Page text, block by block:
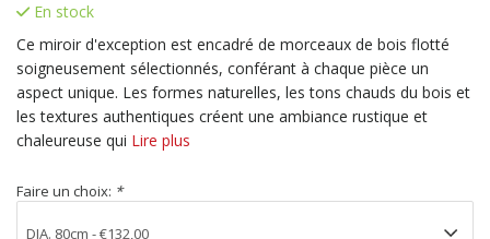
En stock
Ce miroir d'exception est encadré de morceaux de bois flotté
soigneusement sélectionnés, conférant à chaque pièce un
aspect unique. Les formes naturelles, les tons chauds du bois et
les textures authentiques créent une ambiance rustique et
chaleureuse qui Lire plus
Faire un choix: *